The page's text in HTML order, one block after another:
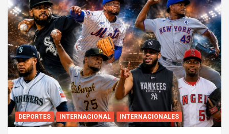
DEPORTES INTERNACIONAL INTERNACIONALES